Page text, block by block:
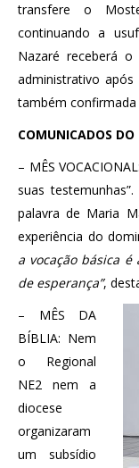
transfere o
continuando a
Nazaré receberá
administrativo
também
COMUNICADOS DO
– MÊS
suas
palavra de Maria
experiência do
a vocação básica
de esperança”,
– MÊS DA
BÍBLIA: Nem
o Regional
NE2 nem a
diocese
organizaram
um subsídio